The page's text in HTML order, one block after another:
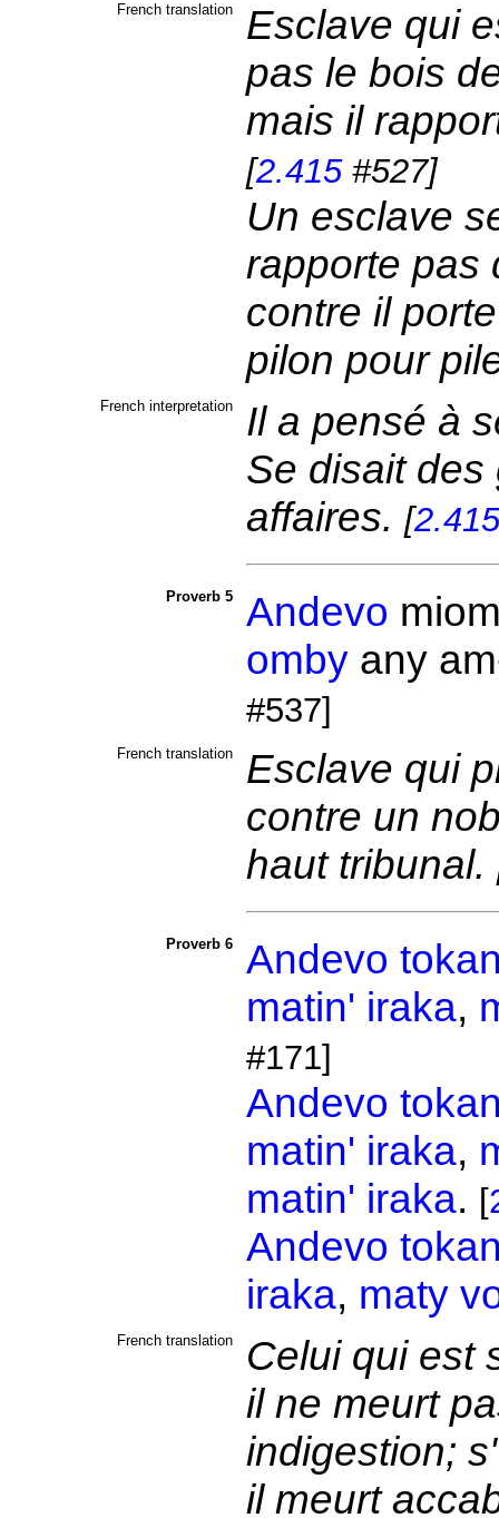
French translation
Esclave qui
pas le bois
mais il
[2.415#527]
Un esclave
rapporte pas
contre il
pilon pour
French interpretation
Il a pensé à
Se disait des
affaires. [2.415
Proverb 5 Andevo
ombyany
#537]
French translation
Esclave qui
contre un
haut tribunal.
Proverb 6 Andevo
matin' iraka,
#171]
Andevo
matin' iraka,
matin' iraka. [
Andevo
iraka, maty
French translation
Celui qui est
il ne meurt
indigestion;
il meurt